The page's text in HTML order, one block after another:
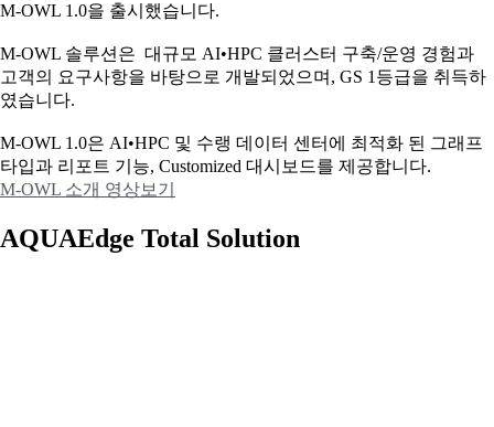
M-OWL 1.0을 출시했습니다.
M-OWL 솔루션은 대규모 AI•HPC 클러스터 구축/운영 경험과
고객의 요구사항을 바탕으로 개발되었으며, GS 1등급을 취득하
였습니다.
M-OWL 1.0은 AI•HPC 및 수랭 데이터 센터에 최적화 된 그래프
타입과 리포트 기능, Customized 대시보드를 제공합니다.
M-OWL 소개 영상보기
AQUAEdge Total Solution